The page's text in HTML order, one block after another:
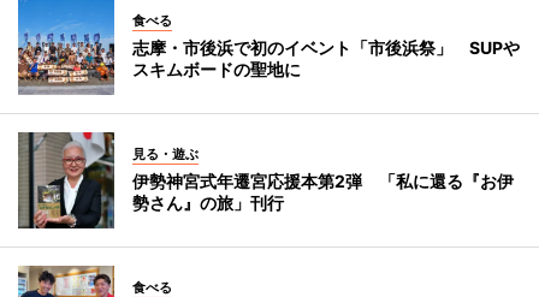
食べる
志摩・市後浜で初のイベント「市後浜祭」 SUPや
スキムボードの聖地に
見る・遊ぶ
伊勢神宮式年遷宮応援本第2弾 「私に還る『お伊
勢さん』の旅」刊行
食べる